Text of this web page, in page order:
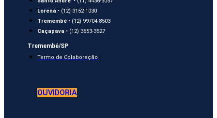
Lorena • (12) 3152-1030
Tremembé • (12) 99704-8503
Caçapava • (12) 3653-3527
Tremembé/SP
Termo de Colaboração
OUVIDORIA